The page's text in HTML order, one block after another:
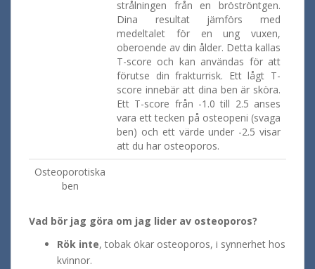
strålningen från en bröströntgen.
Dina resultat jämförs med
medeltalet för en ung vuxen,
oberoende av din ålder. Detta kallas
T-score och kan användas för att
förutse din frakturrisk. Ett lågt T-
score innebär att dina ben är sköra.
Ett T-score från -1.0 till 2.5 anses
vara ett tecken på osteopeni (svaga
ben) och ett värde under -2.5 visar
att du har osteoporos.
Osteoporotiska
ben
Vad bör jag göra om jag lider av osteoporos?
Rök inte, tobak ökar osteoporos, i synnerhet hos
kvinnor.